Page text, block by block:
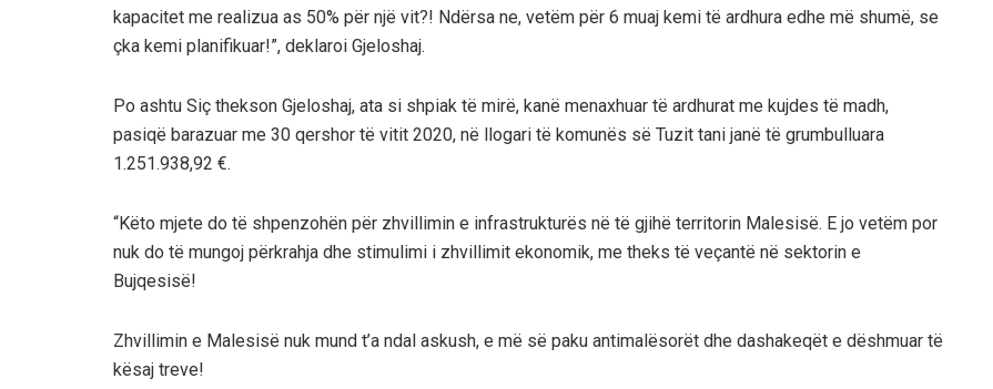
kapacitet me realizua as 50% për një vit?! Ndërsa ne, vetëm për 6 muaj kemi të ardhura edhe më shumë, se
çka kemi planifikuar!”, deklaroi Gjeloshaj.
Po ashtu Siç thekson Gjeloshaj, ata si shpiak të mirë, kanë menaxhuar të ardhurat me kujdes të madh,
pasiqë barazuar me 30 qershor të vitit 2020, në llogari të komunës së Tuzit tani janë të grumbulluara
1.251.938,92 €.
“Këto mjete do të shpenzohën për zhvillimin e infrastrukturës në të gjihë territorin Malesisë. E jo vetëm por
nuk do të mungoj përkrahja dhe stimulimi i zhvillimit ekonomik, me theks të veçantë në sektorin e
Bujqesisë!
Zhvillimin e Malesisë nuk mund t’a ndal askush, e më së paku antimalësorët dhe dashakeqët e dëshmuar të
kësaj treve!